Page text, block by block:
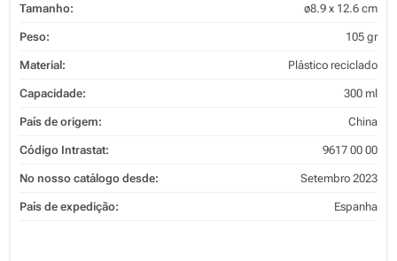
Tamanho: ø8.9 x 12.6 cm
Peso: 105 gr
Material: Plástico reciclado
Capacidade: 300 ml
País de origem: China
Código Intrastat: 9617 00 00
No nosso catálogo desde: Setembro 2023
País de expedição: Espanha